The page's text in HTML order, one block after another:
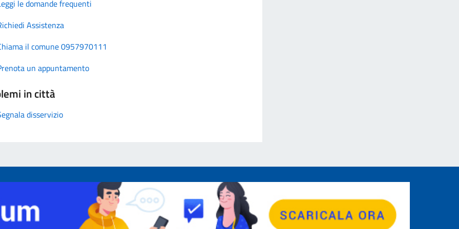
le domande frequenti
Assistenza
il comune 0957970111
un appuntamento
in città
disservizio